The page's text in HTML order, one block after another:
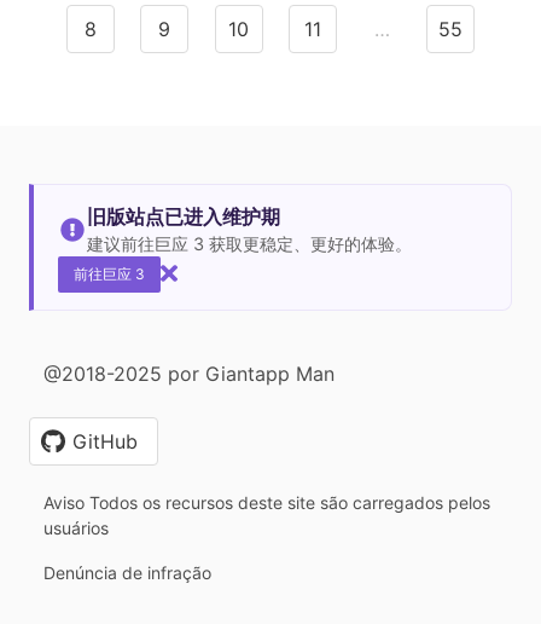
8 9 10 11 … 55
旧版站点已进入维护期
建议前往巨应 3 获取更稳定、更好的体验。
前往巨应 3
@2018-2025 por Giantapp Man
GitHub
Aviso Todos os recursos deste site são carregados pelos
usuários
Denúncia de infração